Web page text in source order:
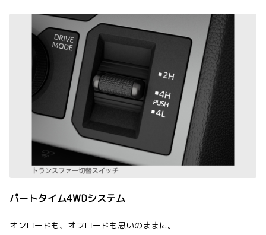
パートタイム4WDシステム
オンロードも、オフロードも思いのままに。